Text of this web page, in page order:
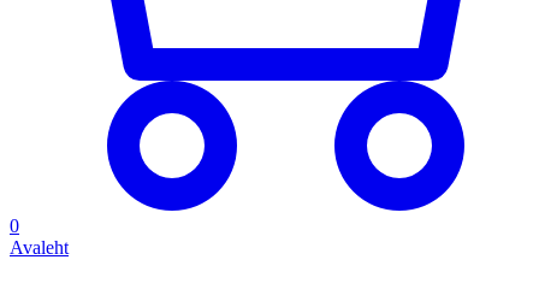
0
Avaleht